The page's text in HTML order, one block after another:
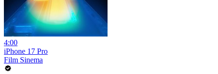
4:00
iPhone 17 Pro
Film Sinema